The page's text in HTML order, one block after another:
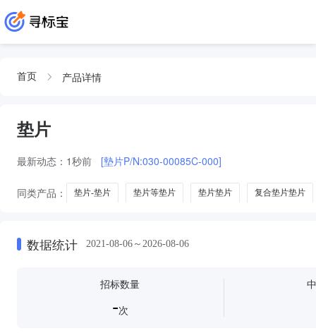
首页 产品详情
垫片
最新动态： 1秒前 [墊片P/N:030-00085C-000]
同类产品： 垫片-垫片 垫片等垫片 垫片垫片 复合垫片垫片
数据统计 2021-08-06～2026-08-06
招标数量
-次